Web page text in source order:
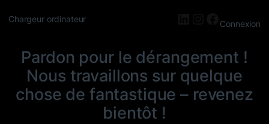
Chargeur ordinateur LinkedIn
Instagram
Connexion
Pardon pour le dérangement !
Nous travaillons sur quelque
chose de fantastique – revenez
bientôt !